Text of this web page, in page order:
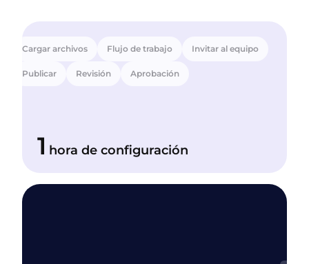
Cargar archivos Flujo de trabajo Invitar al equipo
Publicar Revisión Aprobación
1 hora de configuración